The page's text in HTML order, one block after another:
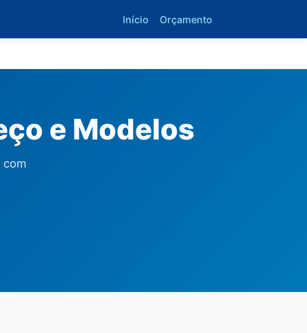
Início Orçamento
e Modelos
com